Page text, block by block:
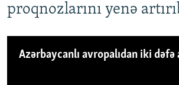
proqnozlarını yenə